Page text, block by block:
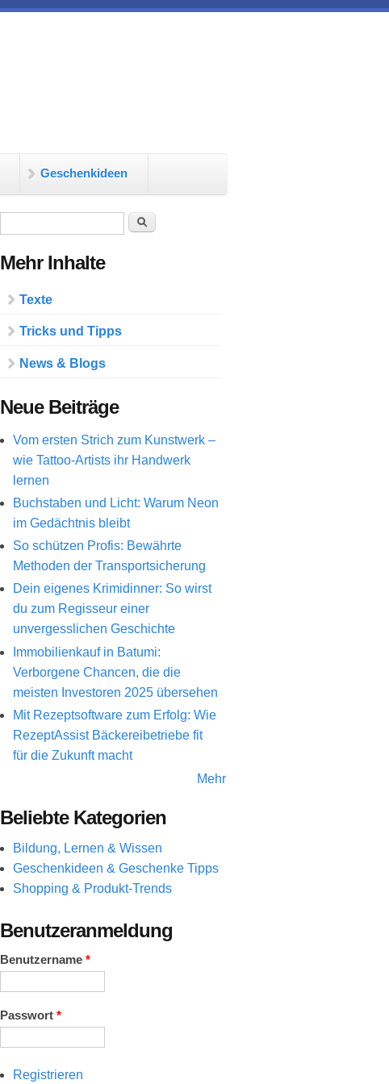
Geschenkideen
Suche
Mehr Inhalte
Texte
Tricks und Tipps
News & Blogs
Neue Beiträge
Vom ersten Strich zum Kunstwerk –
wie Tattoo-Artists ihr Handwerk
lernen
Buchstaben und Licht: Warum Neon
im Gedächtnis bleibt
So schützen Profis: Bewährte
Methoden der Transportsicherung
Dein eigenes Krimidinner: So wirst
du zum Regisseur einer
unvergesslichen Geschichte
Immobilienkauf in Batumi:
Verborgene Chancen, die die
meisten Investoren 2025 übersehen
Mit Rezeptsoftware zum Erfolg: Wie
RezeptAssist Bäckereibetriebe fit
für die Zukunft macht
Mehr
Beliebte Kategorien
Bildung, Lernen & Wissen
Geschenkideen & Geschenke Tipps
Shopping & Produkt-Trends
Benutzeranmeldung
Benutzername *
Passwort *
Registrieren